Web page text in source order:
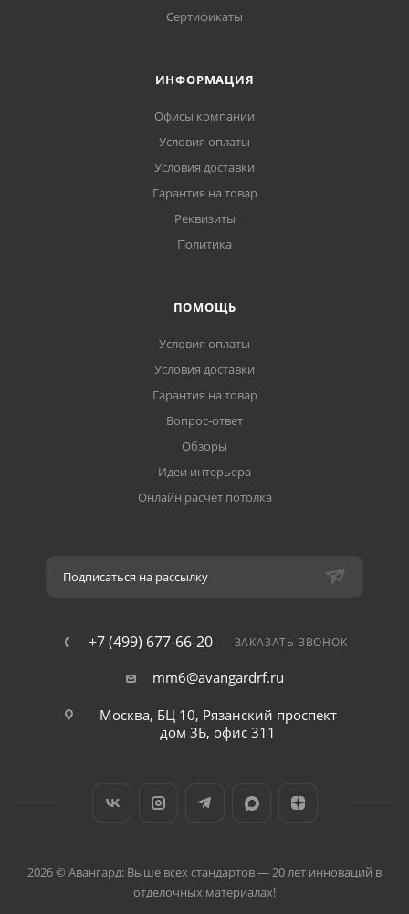
Сертификаты
ИНФОРМАЦИЯ
Офисы компании
Условия оплаты
Условия доставки
Гарантия на товар
Реквизиты
Политика
ПОМОЩЬ
Условия оплаты
Условия доставки
Гарантия на товар
Вопрос-ответ
Обзоры
Идеи интерьера
Онлайн расчёт потолка
Подписаться на рассылку
+7 (499) 677-66-20 ЗАКАЗАТЬ ЗВОНОК
mm6@avangardrf.ru
Москва, БЦ 10, Рязанский проспект
дом 3Б, офис 311
2026 © Авангард: Выше всех стандартов — 20 лет инноваций в
отделочных материалах!